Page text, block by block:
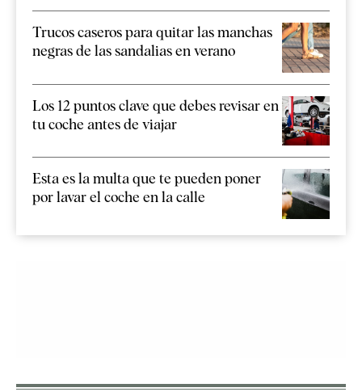
Trucos caseros para quitar las manchas
negras de las sandalias en verano
Los 12 puntos clave que debes revisar en
tu coche antes de viajar
Esta es la multa que te pueden poner
por lavar el coche en la calle